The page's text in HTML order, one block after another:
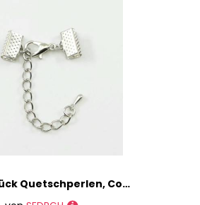
10–50 Stück Quetschperlen, Cove-Verschlüsse, Kordel-Endkappen, Schnurband, Lederclip, Foldover-Verbinder, Zubehör für DIY-Schmuckteile, Rhodium mit Kette, 16 mm